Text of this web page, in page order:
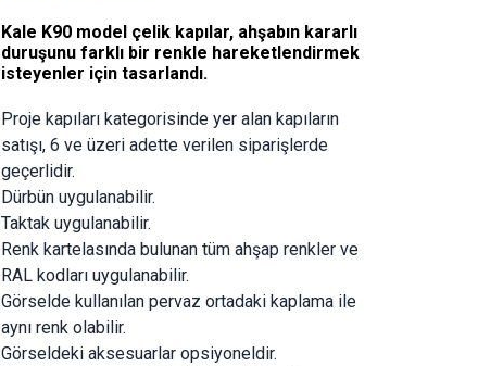
Kale K90 model çelik kapılar, ahşabın kararlı
duruşunu farklı bir renkle hareketlendirmek
isteyenler için tasarlandı.
Proje kapıları kategorisinde yer alan kapıların
satışı, 6 ve üzeri adette verilen siparişlerde
geçerlidir.
Dürbün uygulanabilir.
Taktak uygulanabilir.
Renk kartelasında bulunan tüm ahşap renkler ve
RAL kodları uygulanabilir.
Görselde kullanılan pervaz ortadaki kaplama ile
aynı renk olabilir.
Görseldeki aksesuarlar opsiyoneldir.